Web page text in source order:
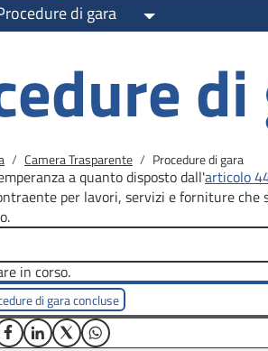
di gara Toggle Dropdown
Camera Trasparente Procedure di gara
a quanto disposto dall'articolo
per lavori, servizi e forniture
in corso.
di gara concluse
LinkedinTwitterWhatsApp